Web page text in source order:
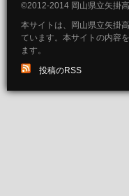
©2012-2014 岡山県立矢掛
本サイトは、岡山県立矢掛
ています。本サイトの内容
ます。
投稿のRSS